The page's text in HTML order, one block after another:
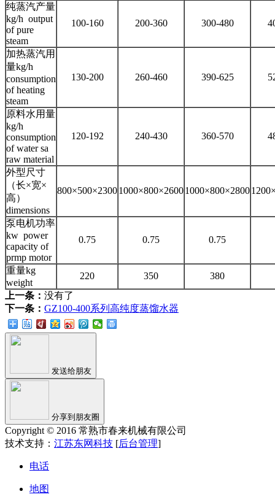
纯蒸汽产量
kg/h output
of pure
steam
100-160 200-360 300-480
加热蒸汽用
量kg/h
consumption
of heating
steam
130-200 260-460 390-625
原料水用量
kg/h
consumption
of water sa
raw material
120-192 240-430 360-570
外型尺寸
（长×宽×
高）
dimensions
800×500×23001000×800×26001000×800×2800
泵电机功率
kw power
capacity of
prmp motor
0.75 0.75 0.75
重量kg
weight
220 350
380
上一条： 没有了
下一条： GZ100-400系列高纯度蒸馏水器
发送给朋友
分享到朋友圈
Copyright © 2016 常熟市春来机械有限公司
技术支持： 江苏东网科技 [后台管理]
电话
地图